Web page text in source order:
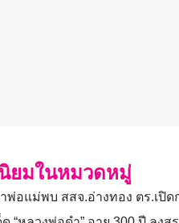
ยมในหมวดหมู่
าพ่อแม่พบ สสจ.อ่างทอง ตร.เปิ